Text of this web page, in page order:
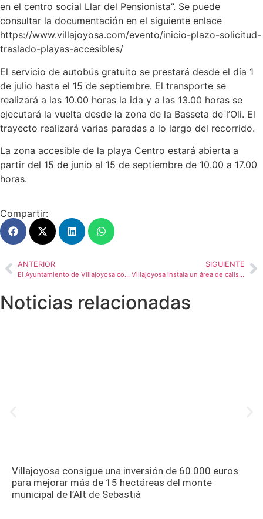
en el centro social Llar del Pensionista”. Se puede
consultar la documentación en el siguiente enlace
https://www.villajoyosa.com/evento/inicio-plazo-solicitud-
traslado-playas-accesibles/
El servicio de autobús gratuito se prestará desde el día 1
de julio hasta el 15 de septiembre. El transporte se
realizará a las 10.00 horas la ida y a las 13.00 horas se
ejecutará la vuelta desde la zona de la Basseta de l’Oli. El
trayecto realizará varias paradas a lo largo del recorrido.
La zona accesible de la playa Centro estará abierta a
partir del 15 de junio al 15 de septiembre de 10.00 a 17.00
horas.
Compartir:
ANTERIOR
El Ayuntamiento de Villajoyosa continúa con los encuentros de Síndic de Barri con Maite Sánchez en el parque de La Barbera
SIGUIENTE
Villajoyosa instala un área de calistenia en el complejo deportivo Maisa Lloret
Noticias relacionadas
Villajoyosa consigue una inversión de 60.000 euros
para mejorar más de 15 hectáreas del monte
municipal de l’Alt de Sebastià